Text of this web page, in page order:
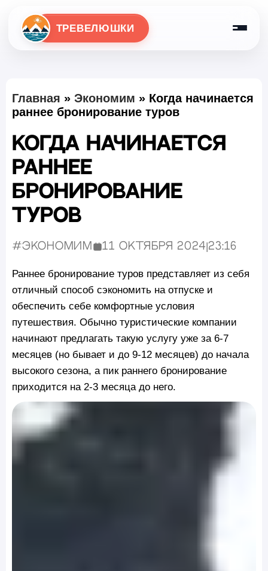
ТРЕВЕЛЮШКИ
Главная » Экономим » Когда начинается
раннее бронирование туров
Когда начинается
раннее
бронирование
туров
#Экономим Опубликовано:
11 октября 2024 |23:16
Раннее бронирование туров представляет из себя
отличный способ сэкономить на отпуске и
обеспечить себе комфортные условия
путешествия. Обычно туристические компании
начинают предлагать такую услугу уже за 6-7
месяцев (но бывает и до 9-12 месяцев) до начала
высокого сезона, а пик раннего бронирование
приходится на 2-3 месяца до него.